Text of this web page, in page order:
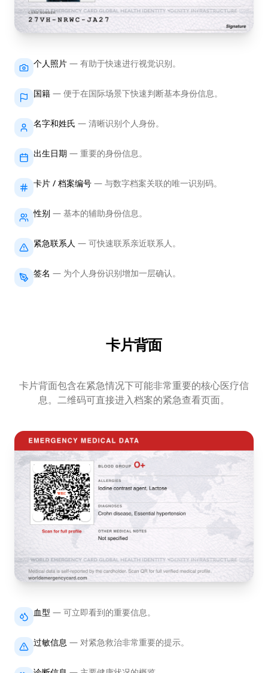
个人照片 — 有助于快速进行视觉识别。
国籍 — 便于在国际场景下快速判断基本身份信息。
名字和姓氏 — 清晰识别个人身份。
出生日期 — 重要的身份信息。
卡片 / 档案编号 — 与数字档案关联的唯一识别码。
性别 — 基本的辅助身份信息。
紧急联系人 — 可快速联系亲近联系人。
签名 — 为个人身份识别增加一层确认。
卡片背面
卡片背面包含在紧急情况下可能非常重要的核心医疗信
息。二维码可直接进入档案的紧急查看页面。
血型 — 可立即看到的重要信息。
过敏信息 — 对紧急救治非常重要的提示。